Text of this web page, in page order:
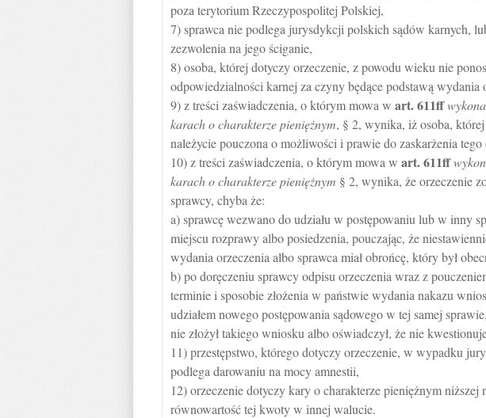
poza terytorium Rzeczypospolitej Polskiej,
7) sprawca nie podlega jurysdykcji polskich sądów karnych,
zezwolenia na jego ściganie,
8) osoba, której dotyczy orzeczenie, z powodu wieku nie
odpowiedzialności karnej za czyny będące podstawą wydania
9) z treści zaświadczenia, o którym mowa w art.611ff
karach o charakterze pieniężnym, § 2, wynika, iż osoba, której
należycie pouczona o możliwości i prawie do zaskarżenia tego
10) z treści zaświadczenia, o którym mowa w art.611ff
karach o charakterze pieniężnym § 2, wynika, że orzeczenie
sprawcy, chyba że:
a) sprawcę wezwano do udziału w postępowaniu lub w inny
miejscu rozprawy albo posiedzenia, pouczając, że
wydania orzeczenia albo sprawca miał obrońcę, który był
b) po doręczeniu sprawcy odpisu orzeczenia wraz z
terminie i sposobie złożenia w państwie wydania nakazu
udziałem nowego postępowania sądowego w tej samej
nie złożył takiego wniosku albo oświadczył, że nie
11) przestępstwo, którego dotyczy orzeczenie, w wypadku
podlega darowaniu na mocy amnestii,
12) orzeczenie dotyczy kary o charakterze pieniężnym
równowartość tej kwoty w innej walucie.